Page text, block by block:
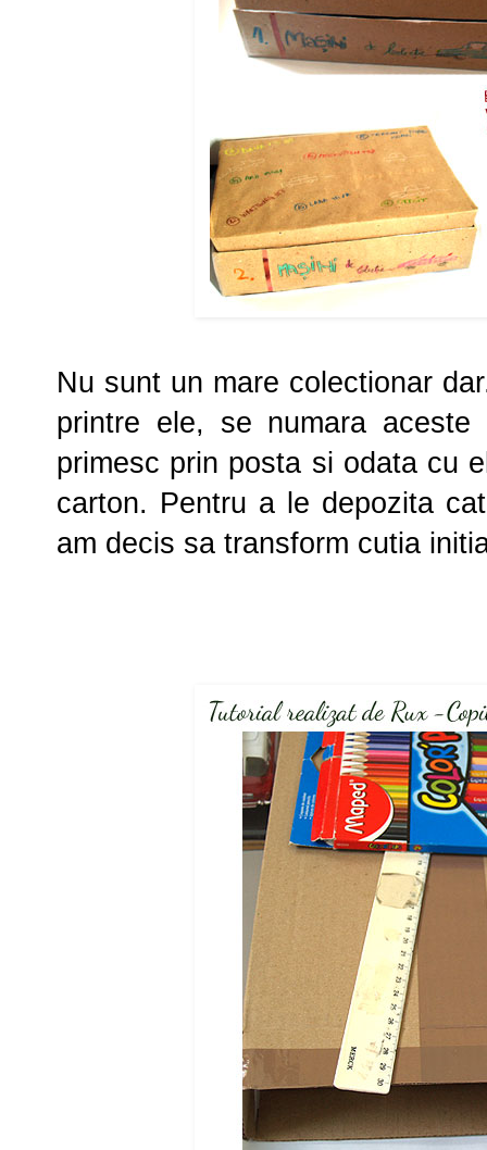
Nu sunt un mare colectionar
printre ele, se numara
primesc prin posta si odata cu
carton. Pentru a le depozita
am decis sa transform cutia